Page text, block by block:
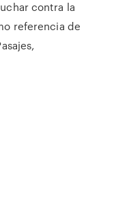
contra la
referencia de